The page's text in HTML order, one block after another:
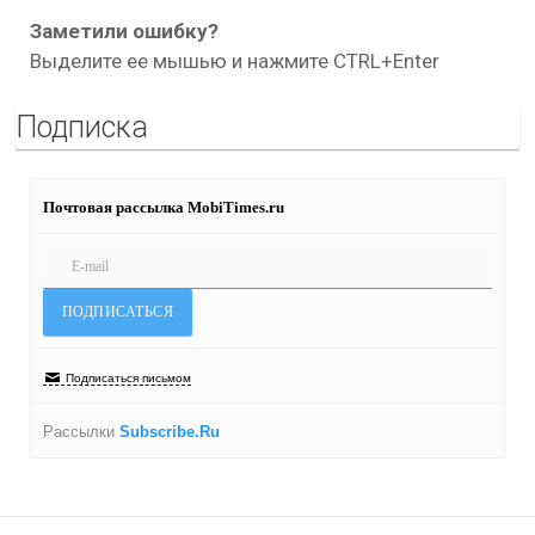
Заметили ошибку?
Выделите ее мышью и нажмите CTRL+Enter
Подписка
Почтовая рассылка MobiTimes.ru
Подписаться письмом
Рассылки Subscribe.Ru